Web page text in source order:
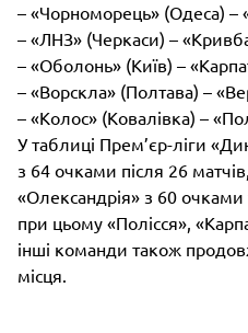
– «Чорноморець» (Одеса) –
– «ЛНЗ» (Черкаси) –
– «Оболонь» (Київ) –
– «Ворскла» (Полтава) –
– «Колос» (Ковалівка) –
У таблиці Прем’єр-ліги
з 64 очками після 26
«Олександрія» з 60
при цьому «Полісся»,
інші команди також
місця.